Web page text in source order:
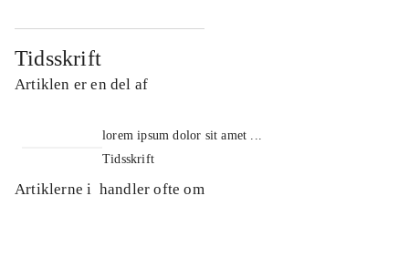
Tidsskrift
Artiklen er en del af
lorem ipsum dolor sit amet ...
Tidsskrift
Artiklerne i handler ofte om